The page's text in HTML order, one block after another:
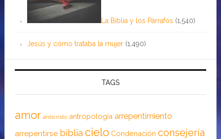
La Biblia y los Párrafos (1,540)
Jesús y cómo trataba la mujer (1,490)
TAGS
amor anticristo antropología arrepentimiento
arrepentirse biblia cielo Condenación consejería